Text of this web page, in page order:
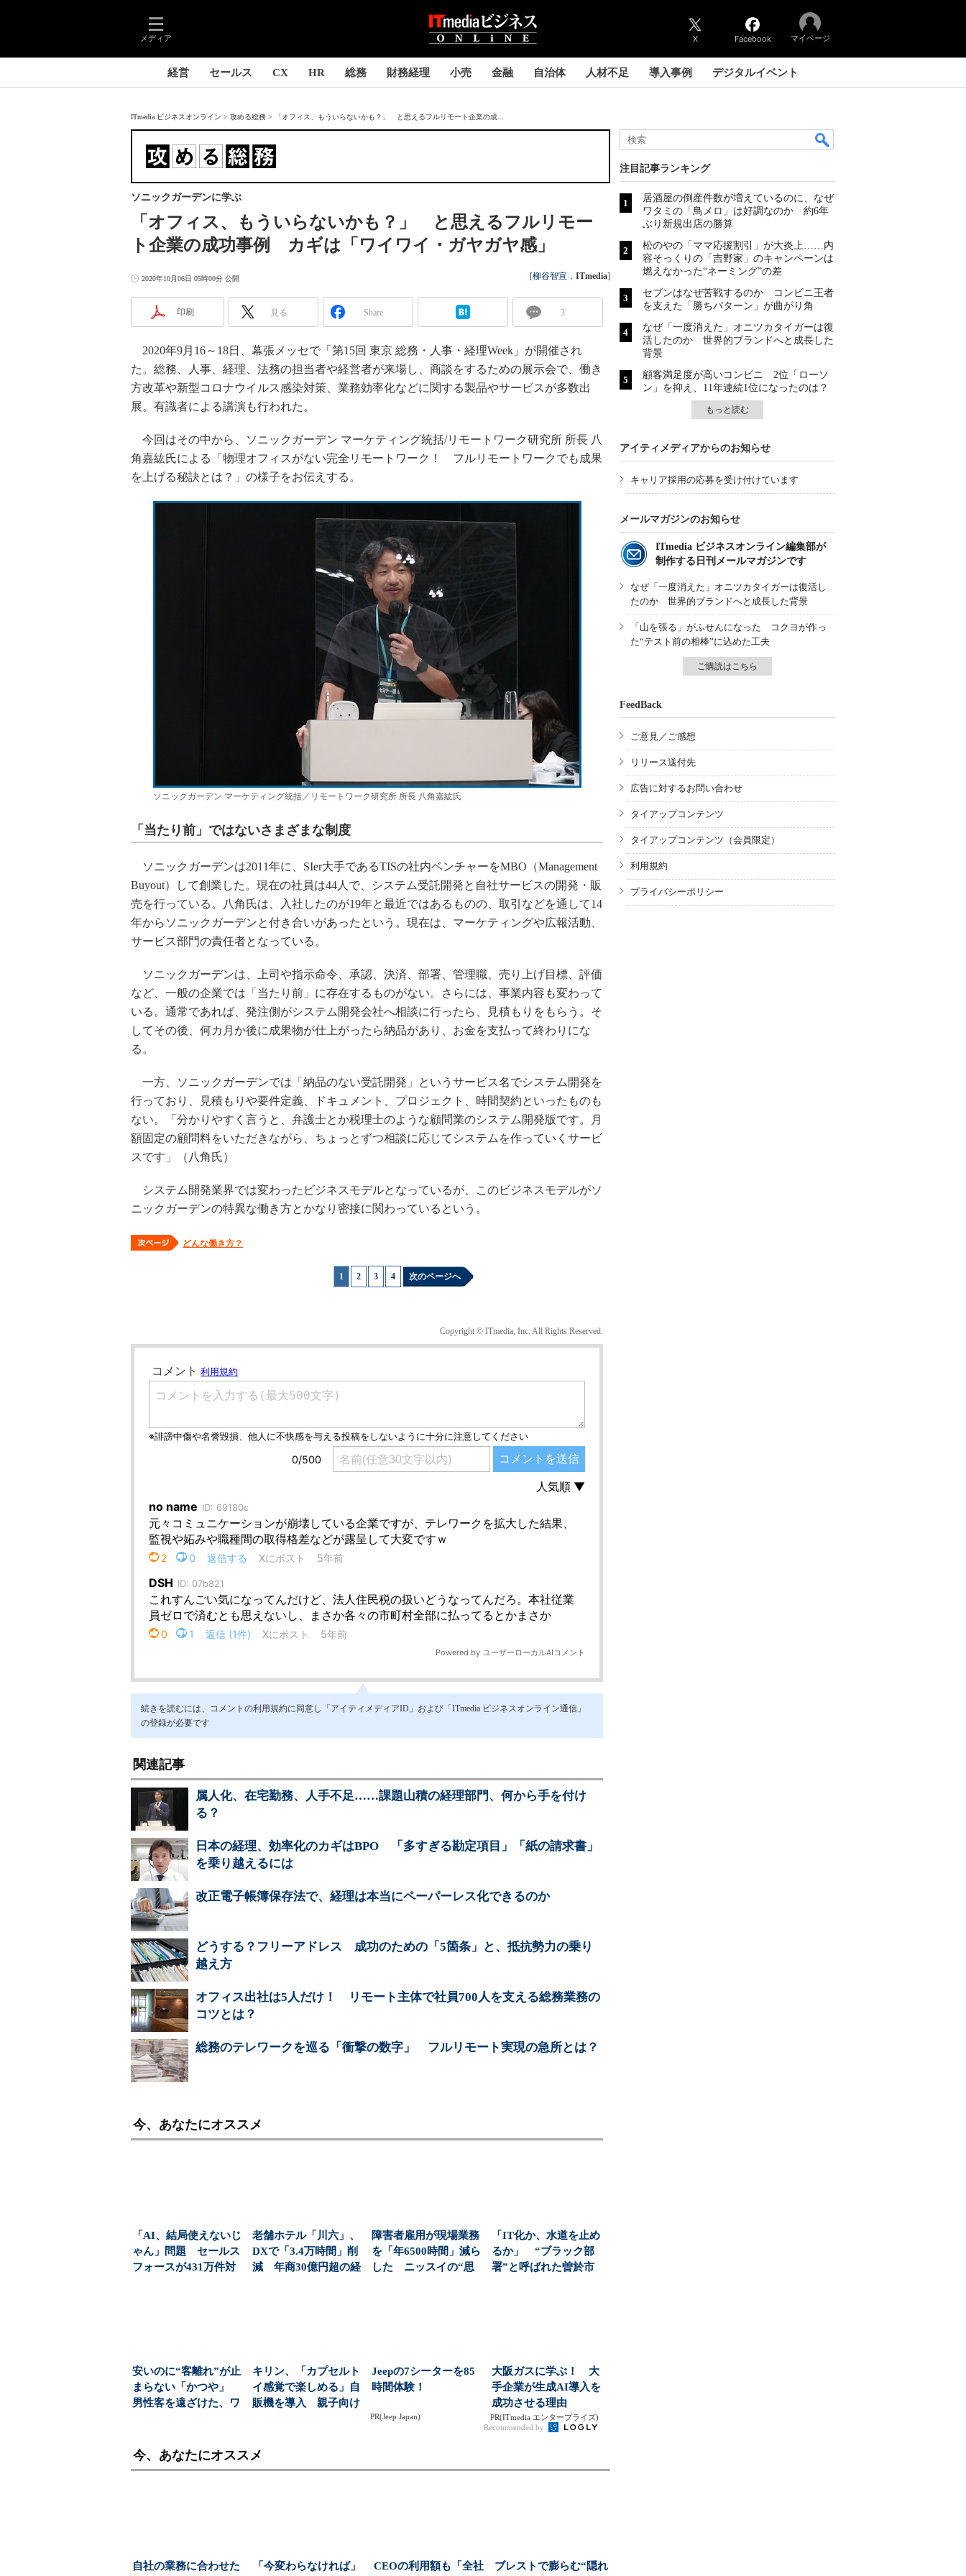
メディア X Facebook マイページ
経営 セールス CX HR 総務 財務経理 小売 金融 自治体 人材不足 導入事例 デジタルイベント
ITmedia ビジネスオンライン 攻める総務 「オフィス、もういらないかも？」 と思えるフルリモート企業の成...
「オフィス、もういらないかも？」 と思えるフルリモー
ト企業の成功事例 カギは「ワイワイ・ガヤガヤ感」
ソニックガーデンに学ぶ
2020年10月06日 05時00分 公開 [柳谷智宣 ， ITmedia]
印刷 見る Share 3
2020年9月16～18日、幕張メッセで「第15回 東京 総務・人事・経理Week」が開催され
た。総務、人事、経理、法務の担当者や経営者が来場し、商談をするための展示会で、働き
方改革や新型コロナウイルス感染対策、業務効率化などに関する製品やサービスが多数出
展。有識者による講演も行われた。
今回はその中から、ソニックガーデン マーケティング統括/リモートワーク研究所 所長 八
角嘉紘氏による「物理オフィスがない完全リモートワーク！ フルリモートワークでも成果
を上げる秘訣とは？」の様子をお伝えする。
ソニックガーデン マーケティング統括／リモートワーク研究所 所長 八角嘉紘氏
「当たり前」ではないさまざまな制度
ソニックガーデンは2011年に、SIer大手であるTISの社内ベンチャーをMBO（Management
Buyout）して創業した。現在の社員は44人で、システム受託開発と自社サービスの開発・販
売を行っている。八角氏は、入社したのが19年と最近ではあるものの、取引などを通して14
年からソニックガーデンと付き合いがあったという。現在は、マーケティングや広報活動、
サービス部門の責任者となっている。
ソニックガーデンは、上司や指示命令、承認、決済、部署、管理職、売り上げ目標、評価
など、一般の企業では「当たり前」に存在するものがない。さらには、事業内容も変わって
いる。通常であれば、発注側がシステム開発会社へ相談に行ったら、見積もりをもらう。そ
してその後、何カ月か後に成果物が仕上がったら納品があり、お金を支払って終わりにな
る。
一方、ソニックガーデンでは「納品のない受託開発」というサービス名でシステム開発を
行っており、見積もりや要件定義、ドキュメント、プロジェクト、時間契約といったものも
ない。「分かりやすく言うと、弁護士とか税理士のような顧問業のシステム開発版です。月
額固定の顧問料をいただきながら、ちょっとずつ相談に応じてシステムを作っていくサービ
スです」（八角氏）
システム開発業界では変わったビジネスモデルとなっているが、このビジネスモデルがソ
ニックガーデンの特異な働き方とかなり密接に関わっているという。
どんな働き方？
1 2 3 4 次のページへ
Copyright © ITmedia, Inc. All Rights Reserved.
続きを読むには、コメントの利用規約に同意し「アイティメディアID」および「ITmedia ビジネスオンライン通信」
の登録が必要です
関連記事
属人化、在宅勤務、人手不足……課題山積の経理部門、何から手を付け
る？
日本の経理、効率化のカギはBPO 「多すぎる勘定項目」「紙の請求書」
を乗り越えるには
改正電子帳簿保存法で、経理は本当にペーパーレス化できるのか
どうする？フリーアドレス 成功のための「5箇条」と、抵抗勢力の乗り
越え方
オフィス出社は5人だけ！ リモート主体で社員700人を支える総務業務の
コツとは？
総務のテレワークを巡る「衝撃の数字」 フルリモート実現の急所とは？
今、あなたにオススメ
「AI、結局使えないじ
ゃん」問題 セールス
フォースが431万件対
老舗ホテル「川六」、
DXで「3.4万時間」削
減 年商30億円超の経
障害者雇用が現場業務
を「年6500時間」減ら
した ニッスイの“思
「IT化か、水道を止め
るか」 “ブラック部
署”と呼ばれた曽於市
安いのに“客離れ”が止
まらない「かつや」
男性客を遠ざけた、ワ
キリン、「カプセルト
イ感覚で楽しめる」自
販機を導入 親子向け
Jeepの7シーターを85
時間体験！
PR(Jeep Japan)
大阪ガスに学ぶ！ 大
手企業が生成AI導入を
成功させる理由
PR(ITmedia エンタープライズ)
Recommended by
今、あなたにオススメ
自社の業務に合わせた 「今変わらなければ」 CEOの利用額も「全社 ブレストで膨らむ“隠れ
注目記事ランキング
居酒屋の倒産件数が増えているのに、なぜ
ワタミの「鳥メロ」は好調なのか 約6年
ぶり新規出店の勝算
松のやの「ママ応援割引」が大炎上……内
容そっくりの「吉野家」のキャンペーンは
燃えなかった“ネーミング”の差
セブンはなぜ苦戦するのか コンビニ王者
を支えた「勝ちパターン」が曲がり角
なぜ「一度消えた」オニツカタイガーは復
活したのか 世界的ブランドへと成長した
背景
顧客満足度が高いコンビニ 2位「ローソ
ン」を抑え、11年連続1位になったのは？
もっと読む
アイティメディアからのお知らせ
キャリア採用の応募を受け付けています
メールマガジンのお知らせ
ITmedia ビジネスオンライン編集部が
制作する日刊メールマガジンです
なぜ「一度消えた」オニツカタイガーは復活し
たのか 世界的ブランドへと成長した背景
「山を張る」がふせんになった コクヨが作っ
た“テスト前の相棒”に込めた工夫
ご購読はこちら
FeedBack
ご意見／ご感想
リリース送付先
広告に対するお問い合わせ
タイアップコンテンツ
タイアップコンテンツ（会員限定）
利用規約
プライバシーポリシー